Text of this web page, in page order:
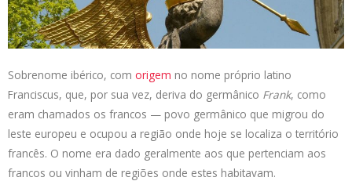
s
A
p
e
d
I
b
o
o
t
e
r
L
i
n
Sobrenome ibérico, com origem no nome próprio latino
Franciscus, que, por sua vez, deriva do germânico Frank, como
eram chamados os francos — povo germânico que migrou do
leste europeu e ocupou a região onde hoje se localiza o território
francês. O nome era dado geralmente aos que pertenciam aos
francos ou vinham de regiões onde estes habitavam.